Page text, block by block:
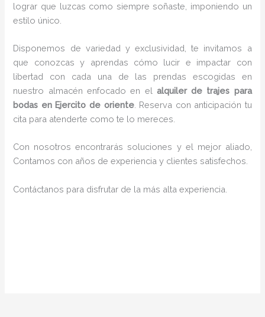
lograr que luzcas como siempre soñaste, imponiendo un
estilo único.
Disponemos de variedad y exclusividad, te invitamos a
que conozcas y aprendas cómo lucir e impactar con
libertad con cada una de las prendas escogidas en
nuestro almacén enfocado en el alquiler de trajes para
bodas en Ejercito de oriente. Reserva con anticipación tu
cita para atenderte como te lo mereces.
Con nosotros encontrarás soluciones y el mejor aliado,
Contamos con años de experiencia y clientes satisfechos.
Contáctanos para disfrutar de la más alta experiencia.